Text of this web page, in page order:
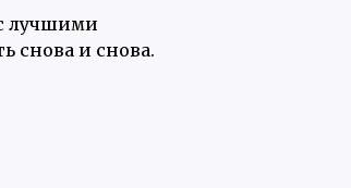
лучшими
снова и снова.